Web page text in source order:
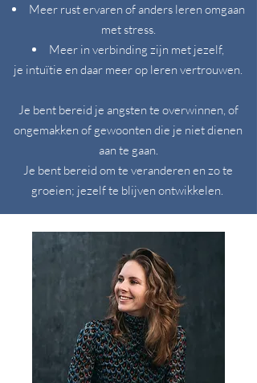
Meer rust ervaren of anders leren omgaan
met stress.
Meer in verbinding zijn met jezelf,
je intuïtie en daar meer op leren vertrouwen.
Je bent bereid je angsten te overwinnen, of
ongemakken of gewoonten die je niet dienen
aan te gaan.
Je bent bereid om te veranderen en zo te
groeien; jezelf te blijven ontwikkelen.